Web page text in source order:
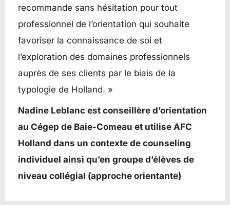
recommande sans hésitation pour tout
professionnel de l’orientation qui souhaite
favoriser la connaissance de soi et
l’exploration des domaines professionnels
auprès de ses clients par le biais de la
typologie de Holland. »
Nadine Leblanc est conseillère d’orientation
au Cégep de Baie-Comeau et utilise AFC
Holland dans un contexte de counseling
individuel ainsi qu’en groupe d’élèves de
niveau collégial (approche orientante)